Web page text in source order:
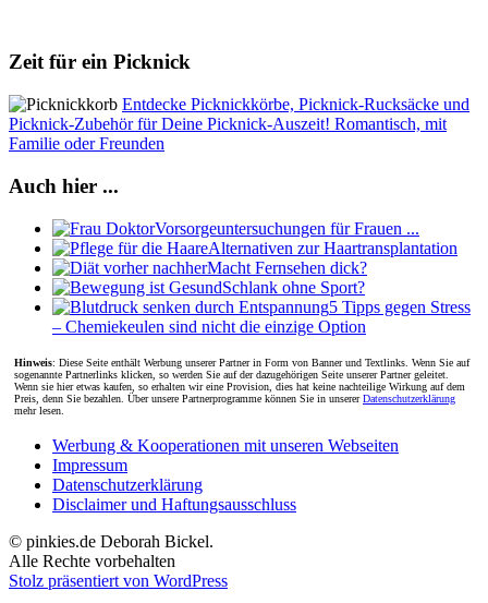
Zeit für ein Picknick
Entdecke Picknickkörbe, Picknick-Rucksäcke und
Picknick-Zubehör für Deine Picknick-Auszeit! Romantisch, mit
Familie oder Freunden
Auch hier ...
Vorsorgeuntersuchungen für Frauen ...
Alternativen zur Haartransplantation
Macht Fernsehen dick?
Schlank ohne Sport?
5 Tipps gegen Stress
– Chemiekeulen sind nicht die einzige Option
Hinweis: Diese Seite enthält Werbung unserer Partner in Form von Banner und Textlinks. Wenn Sie auf
sogenannte Partnerlinks klicken, so werden Sie auf der dazugehörigen Seite unserer Partner geleitet.
Wenn sie hier etwas kaufen, so erhalten wir eine Provision, dies hat keine nachteilige Wirkung auf dem
Preis, denn Sie bezahlen. Über unsere Partnerprogramme können Sie in unsererDatenschutzerklärung
mehr lesen.
Werbung & Kooperationen mit unseren Webseiten
Impressum
Datenschutzerklärung
Disclaimer und Haftungsausschluss
© pinkies.de Deborah Bickel.
Alle Rechte vorbehalten
Stolz präsentiert von WordPress